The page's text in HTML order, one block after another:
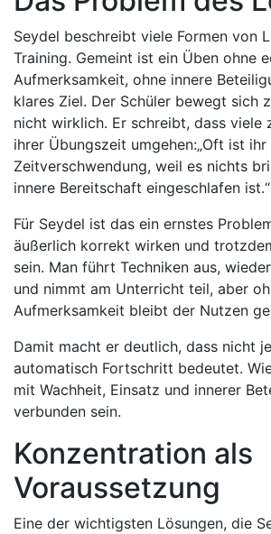
Seydel beschreibt viele Formen von
Training. Gemeint ist ein Üben ohne
Aufmerksamkeit, ohne innere
klares Ziel. Der Schüler bewegt sich
nicht wirklich. Er schreibt, dass
ihrer Übungszeit umgehen:„Oft ist
Zeitverschwendung, weil es nichts
innere Bereitschaft eingeschlafen ist.“
Für Seydel ist das ein ernstes
äußerlich korrekt wirken und
sein. Man führt Techniken aus,
und nimmt am Unterricht teil, aber
Aufmerksamkeit bleibt der Nutzen
Damit macht er deutlich, dass nicht
automatisch Fortschritt bedeutet.
mit Wachheit, Einsatz und innerer
verbunden sein.
Konzentration als
Voraussetzung
Eine der wichtigsten Lösungen, die